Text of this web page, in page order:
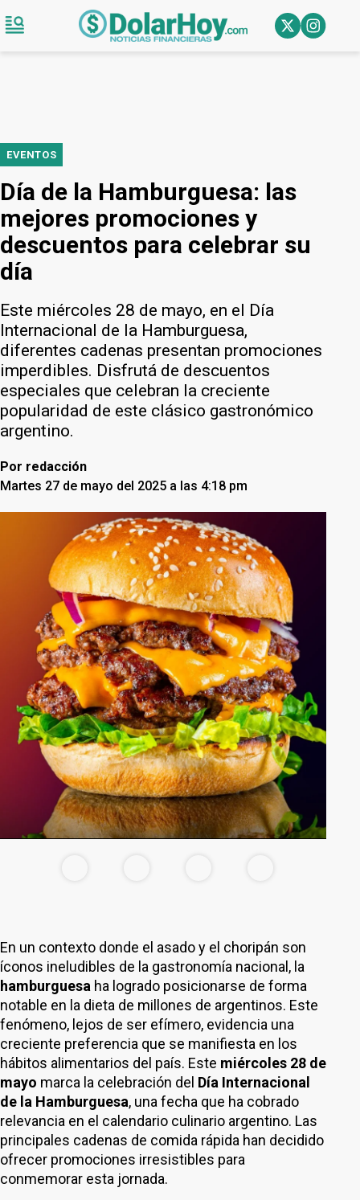
EVENTOS
Día de la Hamburguesa: las
mejores promociones y
descuentos para celebrar su
día
Este miércoles 28 de mayo, en el Día
Internacional de la Hamburguesa,
diferentes cadenas presentan promociones
imperdibles. Disfrutá de descuentos
especiales que celebran la creciente
popularidad de este clásico gastronómico
argentino.
Por redacción
Martes 27 de mayo del 2025 a las 4:18 pm
En un contexto donde el asado y el choripán son
íconos ineludibles de la gastronomía nacional, la
hamburguesa ha logrado posicionarse de forma
notable en la dieta de millones de argentinos. Este
fenómeno, lejos de ser efímero, evidencia una
creciente preferencia que se manifiesta en los
hábitos alimentarios del país. Este miércoles 28 de
mayo marca la celebración del Día Internacional
de la Hamburguesa, una fecha que ha cobrado
relevancia en el calendario culinario argentino. Las
principales cadenas de comida rápida han decidido
ofrecer promociones irresistibles para
conmemorar esta jornada.